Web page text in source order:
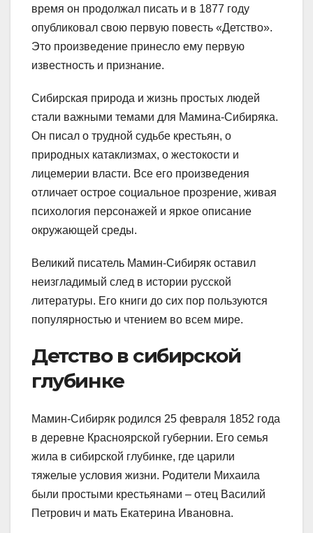
время он продолжал писать и в 1877 году
опубликовал свою первую повесть «Детство».
Это произведение принесло ему первую
известность и признание.
Сибирская природа и жизнь простых людей
стали важными темами для Мамина-Сибиряка.
Он писал о трудной судьбе крестьян, о
природных катаклизмах, о жестокости и
лицемерии власти. Все его произведения
отличает острое социальное прозрение, живая
психология персонажей и яркое описание
окружающей среды.
Великий писатель Мамин-Сибиряк оставил
неизгладимый след в истории русской
литературы. Его книги до сих пор пользуются
популярностью и чтением во всем мире.
Детство в сибирской
глубинке
Мамин-Сибиряк родился 25 февраля 1852 года
в деревне Красноярской губернии. Его семья
жила в сибирской глубинке, где царили
тяжелые условия жизни. Родители Михаила
были простыми крестьянами – отец Василий
Петрович и мать Екатерина Ивановна.